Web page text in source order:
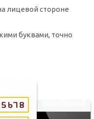
лицевой стороне
буквами, точно